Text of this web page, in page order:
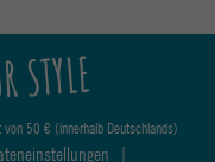
STYLE
50 € (innerhalb Deutschlands)
|